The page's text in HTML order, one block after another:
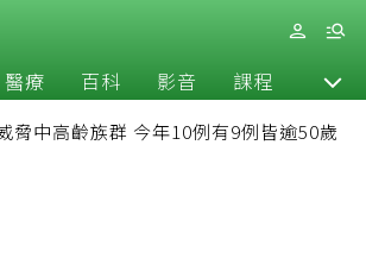
醫療 百科 影音 課程 退休
脅中高齡族群 今年10例有9例皆逾50歲